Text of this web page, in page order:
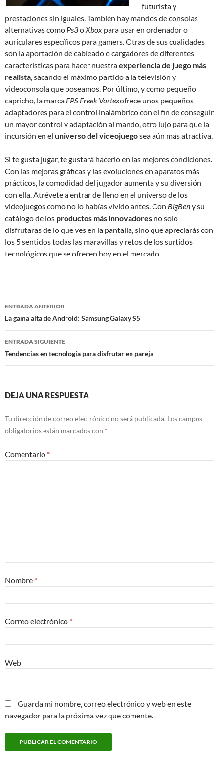
futurista y
prestaciones sin iguales. También hay mandos de consolas
alternativas como Ps3oXbox para usar en ordenador o
auriculares específicos para gamers. Otras de sus cualidades
son la aportación de cableado o cargadores de diferentes
características para hacer nuestraexperiencia de juego más
realista, sacando el máximo partido a la televisión y
videoconsola que poseamos. Por último, y como pequeño
capricho, la marca FPS Freek Vortexofrece unos pequeños
adaptadores para el control inalámbrico con el fin de conseguir
un mayor control y adaptación al mando, otro lujo para que la
incursión en el universo del videojuegosea aún más atractiva.
Si te gusta jugar, te gustará hacerlo en las mejores condiciones.
Con las mejoras gráficas y las evoluciones en aparatos más
prácticos, la comodidad del jugador aumenta y su diversión
con ella. Atrévete a entrar de lleno en el universo de los
videojuegos como no lo habías vivido antes. Con BigBeny su
catálogo de los productos más innovadores no solo
disfrutaras de lo que ves en la pantalla, sino que apreciarás con
los 5 sentidos todas las maravillas y retos de los surtidos
tecnológicos que se ofrecen hoy en el mercado.
Navegación
de
entradas
ENTRADA ANTERIOR
La gama alta de Android: Samsung Galaxy S5
ENTRADA SIGUIENTE
Tendencias en tecnología para disfrutar en pareja
DEJA UNA RESPUESTA
Tu dirección de correo electrónico no será publicada. Los campos
obligatorios están marcados con *
Comentario *
Nombre *
Correo electrónico *
Web
Guarda mi nombre, correo electrónico y web en este
navegador para la próxima vez que comente.